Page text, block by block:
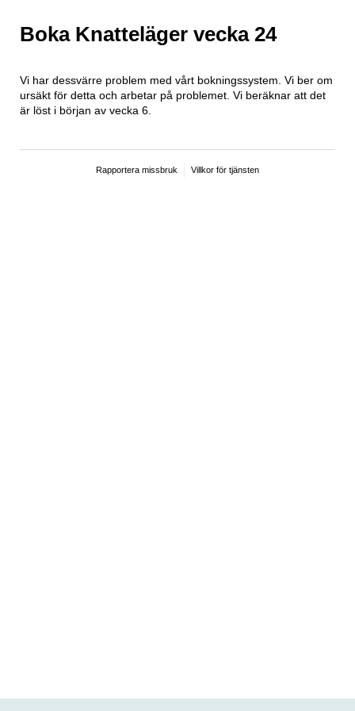
Boka Knatteläger vecka 24
Vi har dessvärre problem med vårt bokningssystem. Vi ber om
ursäkt för detta och arbetar på problemet. Vi beräknar att det
är löst i början av vecka 6.
Rapportera missbruk Villkor för tjänsten